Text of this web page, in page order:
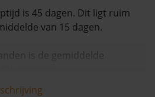
is 45 dagen. Dit ligt ruim
van 15 dagen.
is de gemiddelde